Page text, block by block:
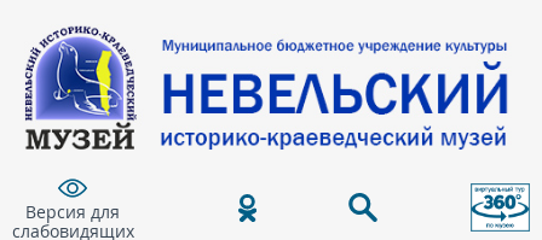
Версия для
слабовидящих